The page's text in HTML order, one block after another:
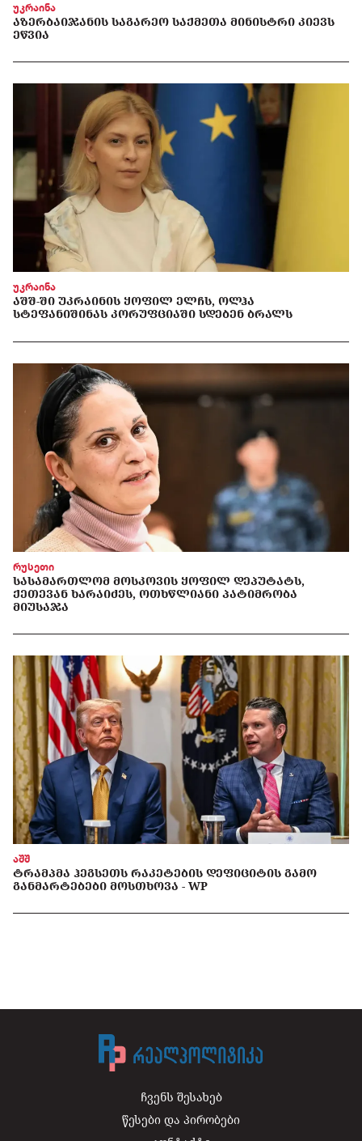
უკრაინა
ᲐᲖᲔᲠᲑᲐᲘᲯᲐᲜᲘᲡ ᲡᲐᲒᲐᲠᲔᲝ ᲡᲐᲥᲛᲔᲗᲐ ᲛᲘᲜᲘᲡᲢᲠᲘ ᲙᲘᲔᲕᲡ
ᲔᲬᲕᲘᲐ
უკრაინა
ᲐᲨᲨ-ᲨᲘ ᲣᲙᲠᲐᲘᲜᲘᲡ ᲧᲝᲤᲘᲚ ᲔᲚᲩᲡ, ᲝᲚᲰᲐ
ᲡᲢᲔᲤᲐᲜᲘᲨᲘᲜᲐᲡ ᲙᲝᲠᲣᲤᲪᲘᲐᲨᲘ ᲡᲓᲔᲑᲔᲜ ᲑᲠᲐᲚᲡ
რუსეთი
ᲡᲐᲡᲐᲛᲐᲠᲗᲚᲝᲛ ᲛᲝᲡᲙᲝᲕᲘᲡ ᲧᲝᲤᲘᲚ ᲓᲔᲞᲣᲢᲐᲢᲡ,
ᲥᲔᲗᲔᲕᲐᲜ ᲮᲐᲠᲐᲘᲫᲔᲡ, ᲝᲗᲮᲬᲚᲘᲐᲜᲘ ᲞᲐᲢᲘᲛᲠᲝᲑᲐ
ᲛᲘᲣᲡᲐᲯᲐ
აშშ
ᲢᲠᲐᲛᲞᲛᲐ ᲰᲔᲒᲡᲔᲗᲡ ᲠᲐᲙᲔᲢᲔᲑᲘᲡ ᲓᲔᲤᲘᲪᲘᲢᲘᲡ ᲒᲐᲛᲝ
ᲒᲐᲜᲛᲐᲠᲢᲔᲑᲔᲑᲘ ᲛᲝᲡᲗᲮᲝᲕᲐ - WP
ჩვენს შესახებ
წესები და პირობები